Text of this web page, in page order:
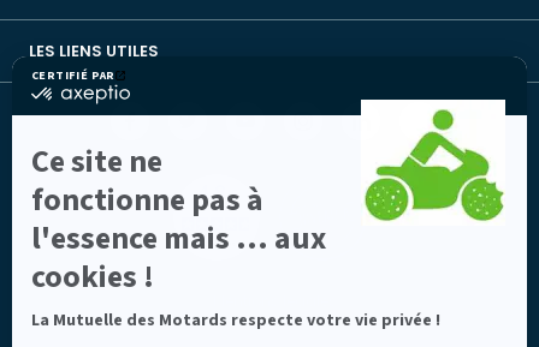
CERTIFIÉ PAR
certifié
En
plus
Axeptio
Ce site ne
fonctionne pas à
l'essence mais ... aux
cookies !
La Mutuelle des Motards respecte votre vie privée !
LES LIENS UTILES
Facebook
fenêtre)
TwitterYoutubeInstagram
fenêtre)
Linkedin
(nouvelle
fenêtre)
Lib
TV
(nouvelle
fenêtre)